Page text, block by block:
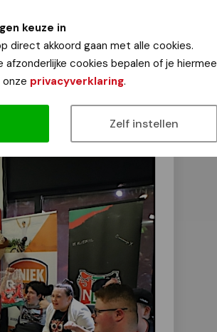
keuze in
direct akkoord gaan met alle cookies.
afzonderlijke cookies bepalen of je hiermee
privacyverklaring.
Zelf instellen
van het
17.00 uur in het
werd
Ivo Westerweele was